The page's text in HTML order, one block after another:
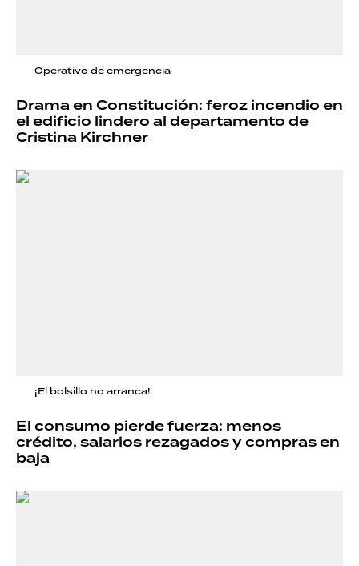
Operativo de emergencia
Drama en Constitución: feroz incendio en
el edificio lindero al departamento de
Cristina Kirchner
¡El bolsillo no arranca!
El consumo pierde fuerza: menos
crédito, salarios rezagados y compras en
baja